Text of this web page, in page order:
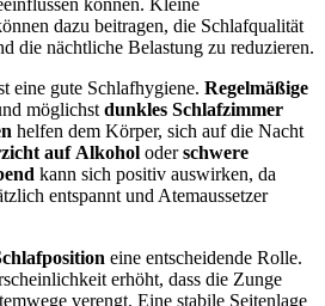
können. Kleine
dazu beitragen, die Schlafqualität
die nächtliche Belastung zu reduzieren.
eine gute Schlafhygiene. Regelmäßige
möglichst dunkles Schlafzimmer
helfen dem Körper, sich auf die Nacht
auf Alkohol oderschwere
kann sich positiv auswirken, da
entspannt und Atemaussetzer
eine entscheidende Rolle.
erhöht, dass die Zunge
verengt. Eine stabile Seitenlage